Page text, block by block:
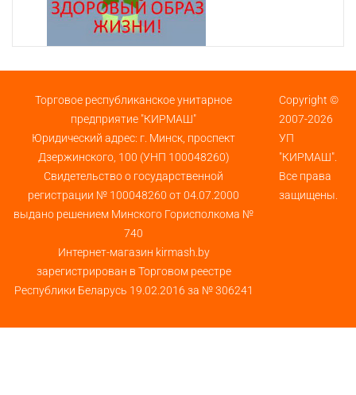
Торговое республиканское унитарное
предприятие "КИРМАШ"
Юридический адрес: г. Минск, проспект
Дзержинского, 100 (УНП 100048260)
Свидетельство о государственной
регистрации № 100048260 от 04.07.2000
выдано решением Минского Горисполкома №
740
Интернет-магазин kirmash.by
зарегистрирован в Торговом реестре
Республики Беларусь 19.02.2016 за № 306241
Copyright ©
2007-2026
УП
"КИРМАШ".
Все права
защищены.